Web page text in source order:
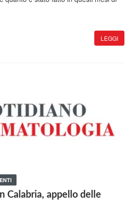
LEGGI
Calabria, appello delle